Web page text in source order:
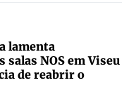
lamenta
salas NOS em Viseu
de reabrir o